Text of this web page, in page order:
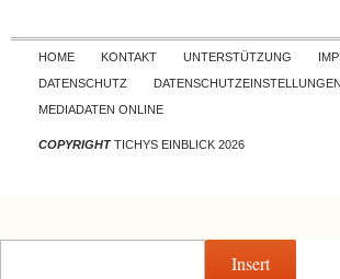
Skip to
HOME KONTAKT UNTERSTÜTZUNG
DATENSCHUTZ
DATENSCHUTZEINSTELLUNGEN
MEDIADATEN ONLINE
COPYRIGHTTICHYS EINBLICK 2026
Insert